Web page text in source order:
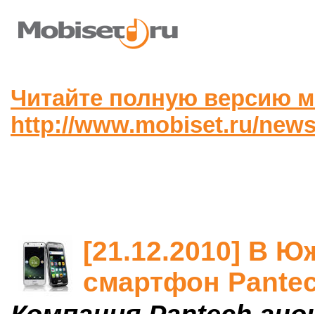
Читайте полную версию
http://www.mobiset.ru/
[21.12.2010] В
смартфон